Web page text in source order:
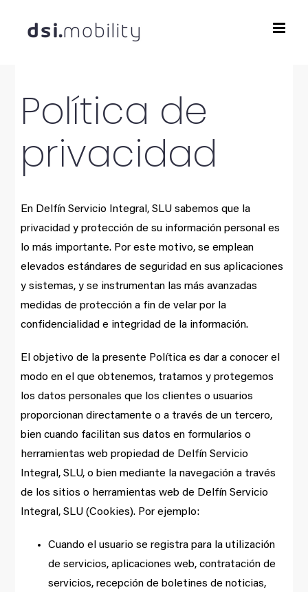
Política de
privacidad
En Delfín Servicio Integral, SLU sabemos que la
privacidad y protección de su información personal es
lo más importante. Por este motivo, se emplean
elevados estándares de seguridad en sus aplicaciones
y sistemas, y se instrumentan las más avanzadas
medidas de protección a fin de velar por la
confidencialidad e integridad de la información.
El objetivo de la presente Política es dar a conocer el
modo en el que obtenemos, tratamos y protegemos
los datos personales que los clientes o usuarios
proporcionan directamente o a través de un tercero,
bien cuando facilitan sus datos en formularios o
herramientas web propiedad de Delfín Servicio
Integral, SLU, o bien mediante la navegación a través
de los sitios o herramientas web de Delfín Servicio
Integral, SLU (Cookies). Por ejemplo:
Cuando el usuario se registra para la utilización
de servicios, aplicaciones web, contratación de
servicios, recepción de boletines de noticias,